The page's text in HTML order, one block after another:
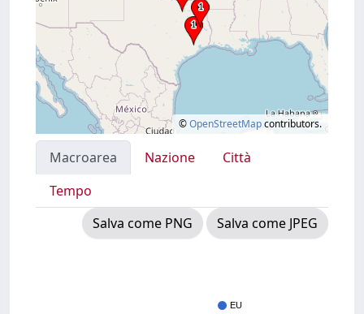
©OpenStreetMapcontributors.
Macroarea Nazione
Città
Tempo
Salva come PNG
Salva come JPEG
EU